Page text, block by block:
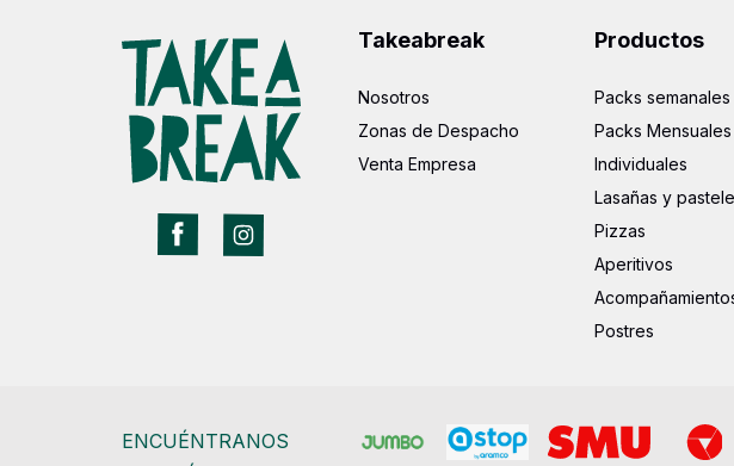
Takeabreak
Nosotros
Zonas de Despacho
Venta Empresa
Productos
Packs semanales
Packs Mensuales
Individuales
Lasañas y
Pizzas
Aperitivos
Postres
ENCUÉNTRANOS